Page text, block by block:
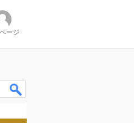
ージ